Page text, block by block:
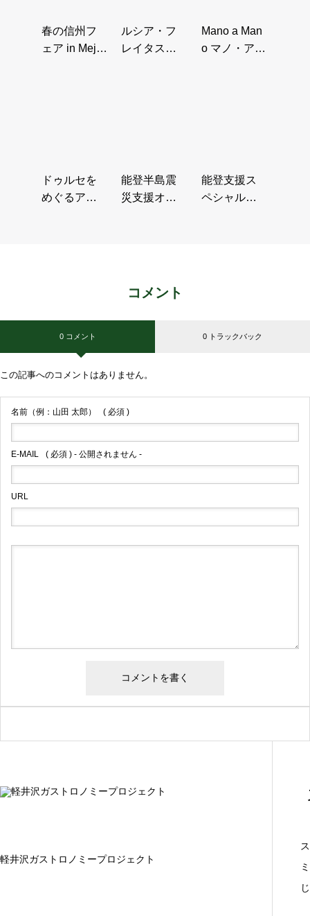
春の信州フ
ェア in Mejir
ルシア・フ
レイタス来
Mano a Man
o マノ・ア・
ドゥルセを
めぐるアフ
能登半島震
災支援オン
能登支援ス
ペシャルテ
コメント
0 コメント 0 トラックバック
この記事へのコメントはありません。
名前（例：山田 太郎） ( 必須 )
E-MAIL ( 必須 ) - 公開されません -
URL
軽井沢ガストロノミープロジェクト